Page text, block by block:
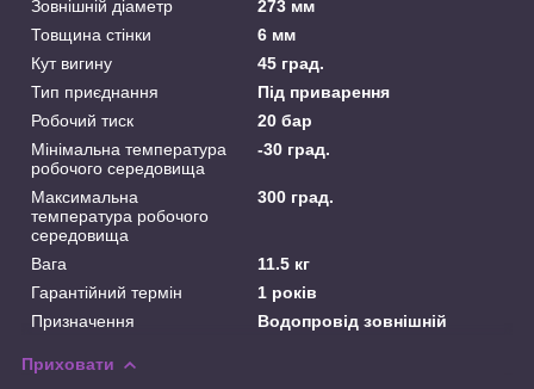
Зовнішній діаметр
273 мм
Товщина стінки
6 мм
Кут вигину
45 град.
Тип приєднання
Під приварення
Робочий тиск
20 бар
Мінімальна температура
робочого середовища
-30 град.
Максимальна
температура робочого
середовища
300 град.
Вага
11.5 кг
Гарантійний термін
1 років
Призначення
Водопровід зовнішній
Приховати